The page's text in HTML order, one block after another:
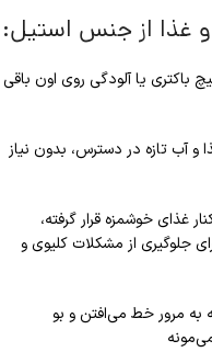
و غذا از جنس استیل:
یا آلودگی روی اون باقی
آب تازه در دسترس، بدون نیاز
خوشمزه قرار گرفته،
جلوگیری از مشکلات کلیوی و
به مرور خط می‌افتن و بو